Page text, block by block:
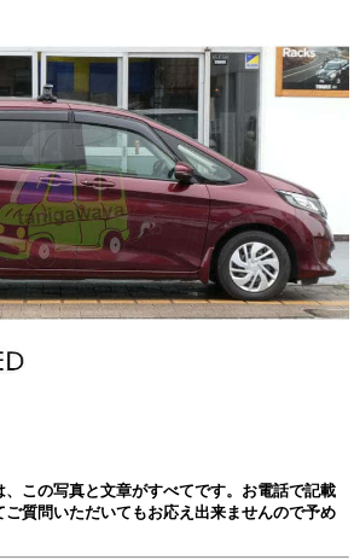
この写真と文章がすべてです。お電話で記載
質問いただいてもお応え出来ませんので予め